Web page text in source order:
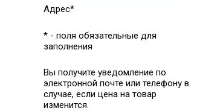
Адрес*
* - поля обязательные для
заполнения
Вы получите уведомление по
электронной почте или телефону в
случае, если цена на товар
изменится.